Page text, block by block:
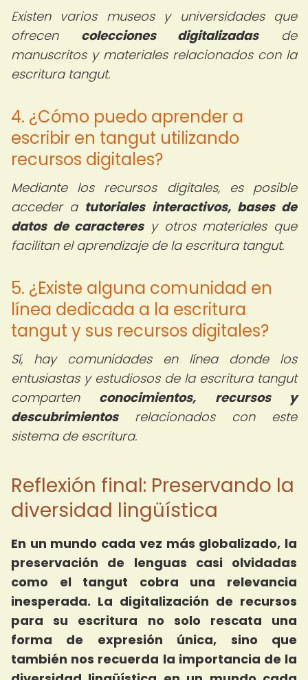
Existen varios museos y universidades que
ofrecen colecciones digitalizadasde
manuscritos y materiales relacionados con la
escritura tangut.
4. ¿Cómo puedo aprender a
escribir en tangut utilizando
recursos digitales?
Mediante los recursos digitales, es posible
acceder a tutoriales interactivos, bases de
datos de caracteresy otros materiales que
facilitan el aprendizaje de la escritura tangut.
5. ¿Existe alguna comunidad en
línea dedicada a la escritura
tangut y sus recursos digitales?
Sí, hay comunidades en línea donde los
entusiastas y estudiosos de la escritura tangut
comparten conocimientos, recursos y
descubrimientosrelacionados con este
sistema de escritura.
Reflexión final: Preservando la
diversidad lingüística
En un mundo cada vez más globalizado, la
preservación de lenguas casi olvidadas
como el tangut cobra una relevancia
inesperada. La digitalización de recursos
para su escritura no solo rescata una
forma de expresión única, sino que
también nos recuerda la importancia de la